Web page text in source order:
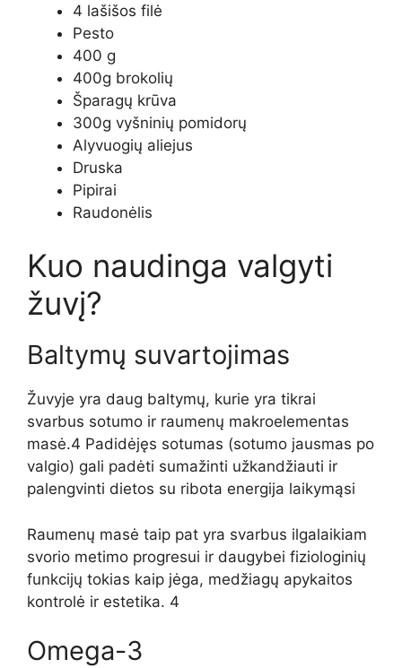
4 lašišos filė
Pesto
400 g
400g brokolių
Šparagų krūva
300g vyšninių pomidorų
Alyvuogių aliejus
Druska
Pipirai
Raudonėlis
Kuo naudinga valgyti
žuvį?
Baltymų suvartojimas
Žuvyje yra daug baltymų, kurie yra tikrai
svarbus sotumo ir raumenų makroelementas
masė.4 Padidėjęs sotumas (sotumo jausmas po
valgio) gali padėti sumažinti užkandžiauti ir
palengvinti dietos su ribota energija laikymąsi
Raumenų masė taip pat yra svarbus ilgalaikiam
svorio metimo progresui ir daugybei fiziologinių
funkcijų tokias kaip jėga, medžiagų apykaitos
kontrolė ir estetika. 4
Omega-3